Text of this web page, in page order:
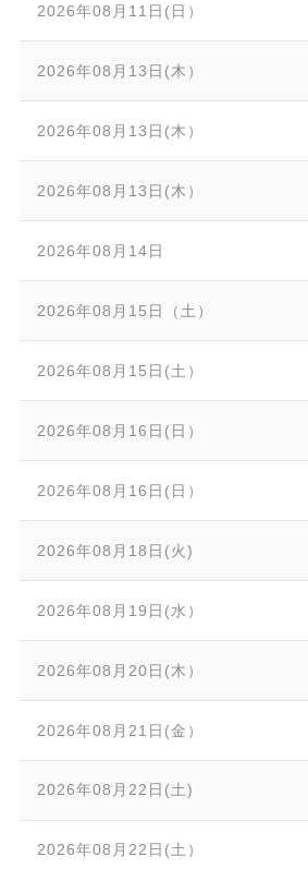
2026年08月11日(日）
2026年08月13日(木）
2026年08月13日(木）
2026年08月13日(木）
2026年08月14日
2026年08月15日（土）
2026年08月15日(土）
2026年08月16日(日）
2026年08月16日(日）
2026年08月18日(火)
2026年08月19日(水）
2026年08月20日(木）
2026年08月21日(金）
2026年08月22日(土)
2026年08月22日(土）